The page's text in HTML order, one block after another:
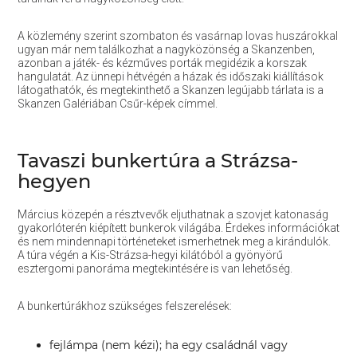
A közlemény szerint szombaton és vasárnap lovas huszárokkal
ugyan már nem találkozhat a nagyközönség a Skanzenben,
azonban a játék- és kézműves porták megidézik a korszak
hangulatát. Az ünnepi hétvégén a házak és időszaki kiállítások
látogathatók, és megtekinthető a Skanzen legújabb tárlata is a
Skanzen Galériában Csűr-képek címmel.
Tavaszi bunkertúra a Strázsa-
hegyen
Március közepén a résztvevők eljuthatnak a szovjet katonaság
gyakorlóterén kiépített bunkerok világába. Érdekes információkat
és nem mindennapi történeteket ismerhetnek meg a kirándulók.
A túra végén a Kis-Strázsa-hegyi kilátóból a gyönyörű
esztergomi panoráma megtekintésére is van lehetőség.
A bunkertúrákhoz szükséges felszerelések:
fejlámpa (nem kézi); ha egy családnál vagy